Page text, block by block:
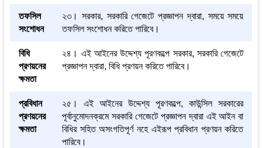
তফসিল
সংশোধন
২৩। সরকার, সরকারি গেজেটে প্রজ্ঞাপন দ্বারা, সময়ে সময়ে
তফসিল সংশোধন করিতে পারিবে।
বিধি
প্রণয়নের
ক্ষমতা
২৪। এই আইনের উদ্দেশ্য পূরণকল্পে সরকার, সরকারি গেজেটে
প্রজ্ঞাপন দ্বারা, বিধি প্রণয়ন করিতে পারিবে।
প্রবিধান
প্রণয়নের
ক্ষমতা
২৫। এই আইনের উদ্দেশ্য পূরণকল্পে, কাউন্সিল সরকারের
পূর্বানুমোদনক্রমে সরকারি গেজেটে প্রজ্ঞাপন দ্বারা এই আইন বা
বিধির সহিত অসংগতিপূর্ণ নহে এইরূপ প্রবিধান প্রণয়ন করিতে
পারিবে।